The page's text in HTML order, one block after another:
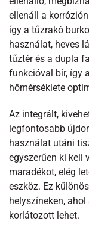
ellenáll a
így a tűzrakó
használat, heves
tűztér és a dupla
funkcióval bír, így
hőmérséklete
Az integrált,
legfontosabb
használat utáni
egyszerűen ki kell
maradékot, elég
eszköz. Ez
helyszíneken,
korlátozott lehet.